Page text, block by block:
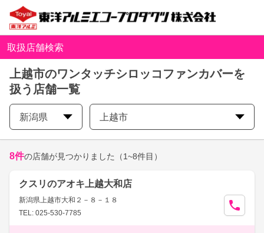
取扱店舗検索
上越市のワンタッチシロッコファンカバーを
扱う店舗一覧
新潟県 上越市
8件の店舗が見つかりました （1~8件目）
クスリのアオキ上越大和店
新潟県上越市大和２－８－１８
TEL: 025-530-7785